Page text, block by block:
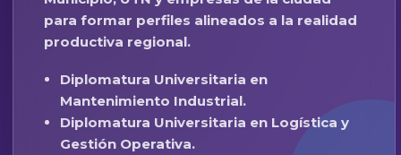
para formar perfiles alineados a la realidad
productiva regional.
Diplomatura Universitaria en
Mantenimiento Industrial.
Diplomatura Universitaria en Logística y
Gestión Operativa.